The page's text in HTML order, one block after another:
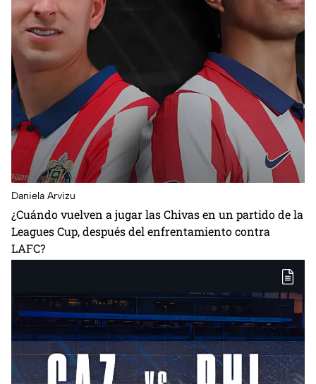
Daniela Arvizu
¿Cuándo vuelven a jugar las Chivas en un partido de la
Leagues Cup, después del enfrentamiento contra
LAFC?